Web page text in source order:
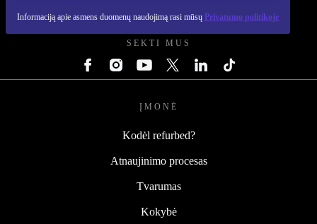
Informaciją apie asmens duomenų naudojimą rasi mūsų Privatumo politikoje
SEKTI MUS
ĮMONĖ
Kodėl refurbed?
Atnaujinimo procesas
Tvarumas
Kokybė